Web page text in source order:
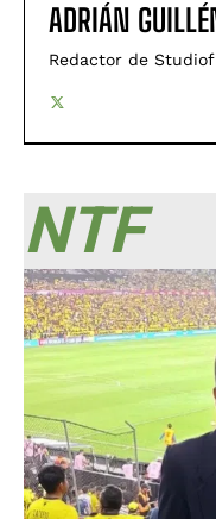
ADRIÁN
Redactor de
NTF